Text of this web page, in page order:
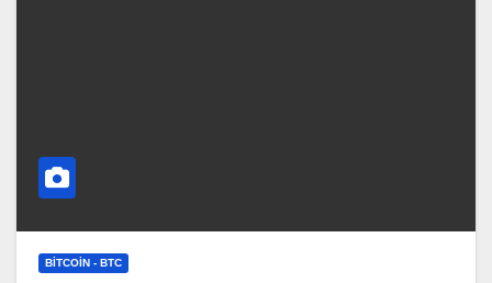
BITCOIN - BTC